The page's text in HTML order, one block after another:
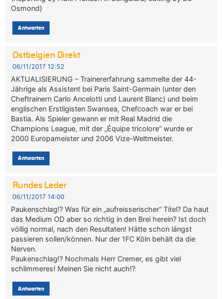
Osmond)
Antworten
Ostbelgien Direkt
06/11/2017 12:52
AKTUALISIERUNG – Trainererfahrung sammelte der 44-
Jährige als Assistent bei Paris Saint-Germain (unter den
Cheftrainern Carlo Ancelotti und Laurent Blanc) und beim
englischen Erstligisten Swansea, Chefcoach war er bei
Bastia. Als Spieler gewann er mit Real Madrid die
Champions League, mit der „Équipe tricolore“ wurde er
2000 Europameister und 2006 Vize-Weltmeister.
Antworten
Rundes Leder
06/11/2017 14:00
Paukenschlag!? Was für ein „aufreisserischer“ Titel? Da haut
das Medium OD aber so richtig in den Brei herein? Ist doch
völlig normal, nach den Resultaten! Hätte schon längst
passieren sollen/können. Nur der 1FC Köln behält da die
Nerven.
Paukenschlag!? Nochmals Herr Cremer, es gibt viel
schlimmeres! Meinen Sie nicht auch!?
Antworten